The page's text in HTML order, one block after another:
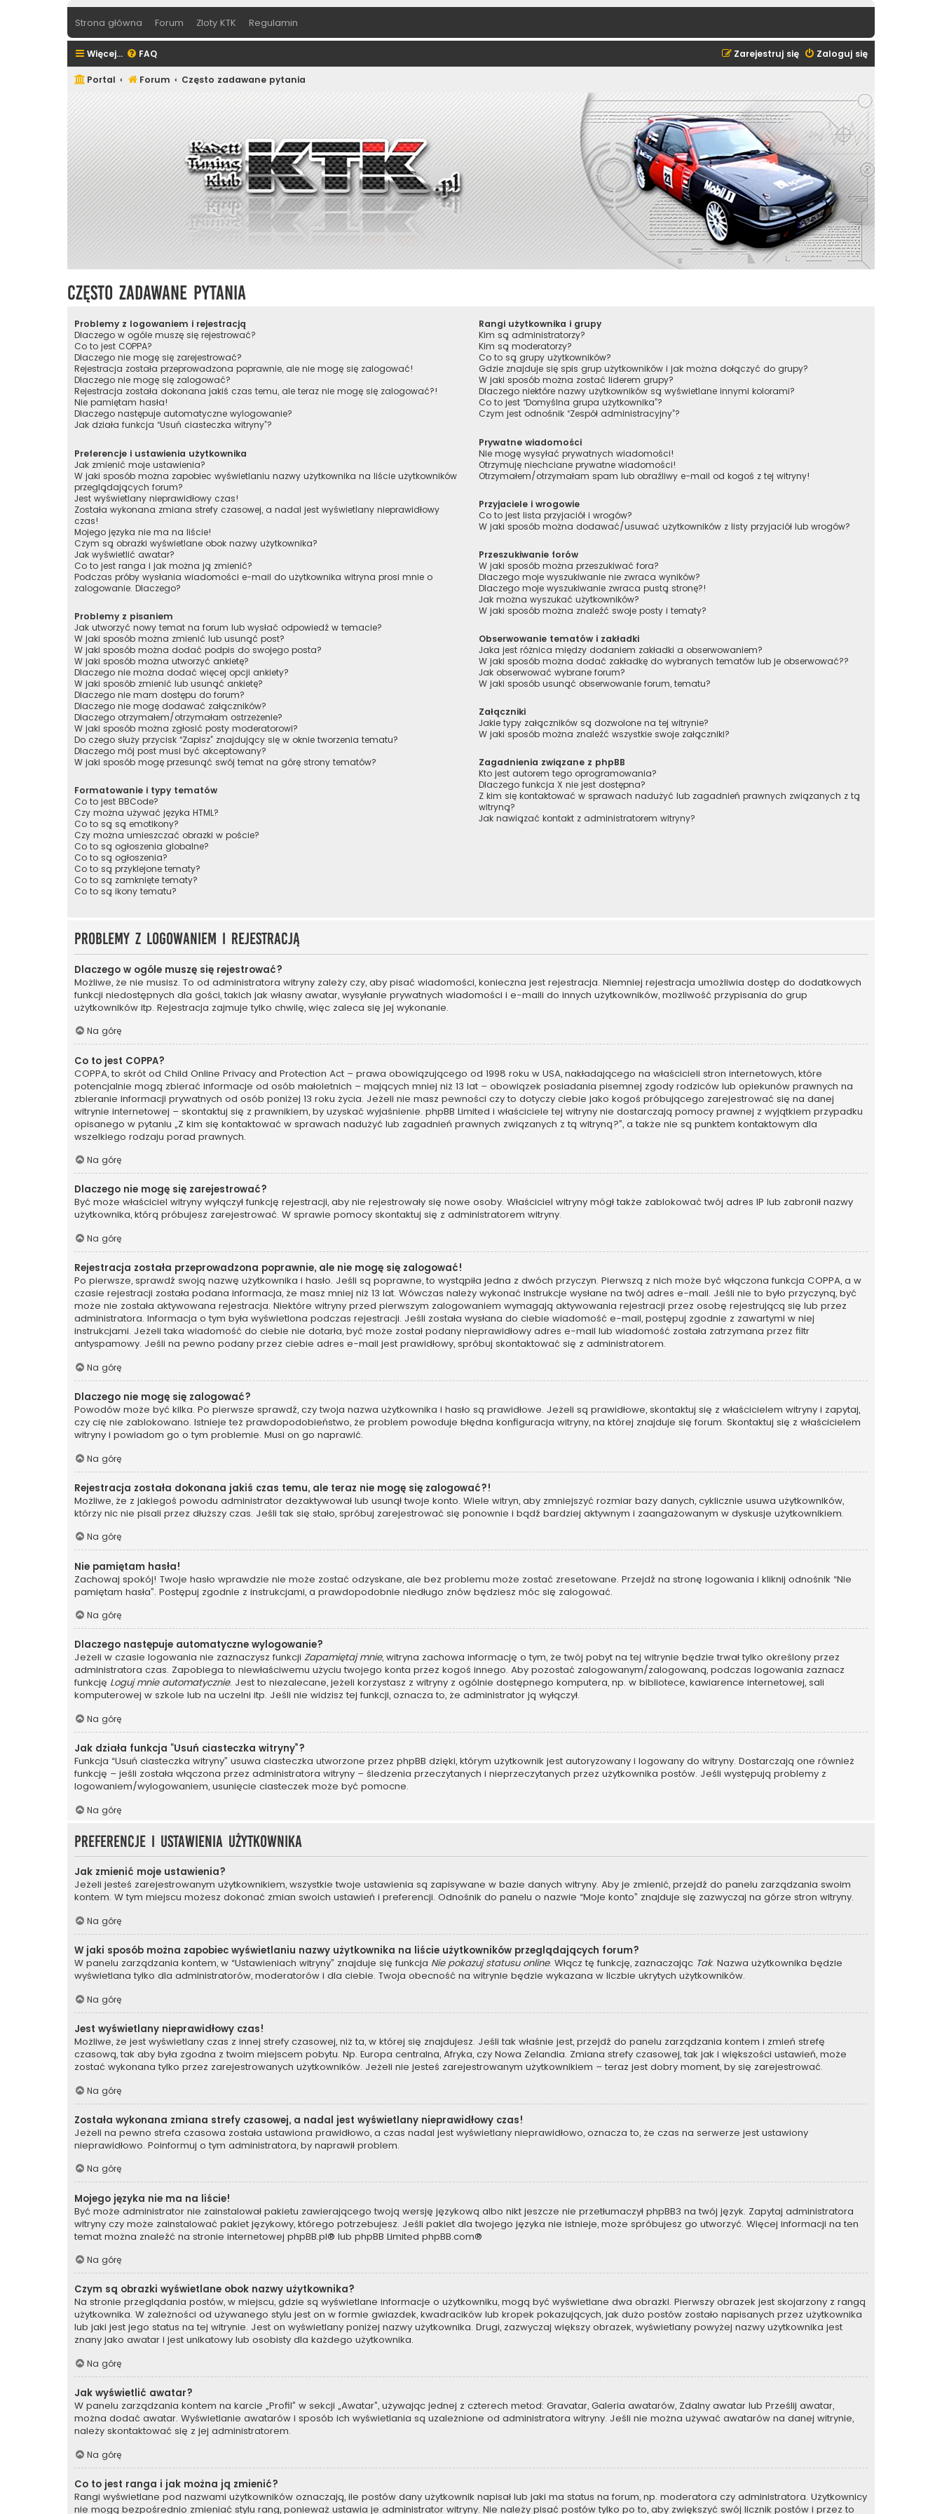
Strona główna Forum Zloty KTK Regulamin
Więcej… FAQ Zaloguj się
Zarejestruj się
Portal Forum Często zadawane pytania
Często zadawane pytania
Problemy z logowaniem i rejestracją
Dlaczego w ogóle muszę się rejestrować?
Co to jest COPPA?
Dlaczego nie mogę się zarejestrować?
Rejestracja została przeprowadzona poprawnie, ale nie mogę się zalogować!
Dlaczego nie mogę się zalogować?
Rejestracja została dokonana jakiś czas temu, ale teraz nie mogę się zalogować?!
Nie pamiętam hasła!
Dlaczego następuje automatyczne wylogowanie?
Jak działa funkcja “Usuń ciasteczka witryny”?
Preferencje i ustawienia użytkownika
Jak zmienić moje ustawienia?
W jaki sposób można zapobiec wyświetlaniu nazwy użytkownika na liście użytkowników
przeglądających forum?
Jest wyświetlany nieprawidłowy czas!
Została wykonana zmiana strefy czasowej, a nadal jest wyświetlany nieprawidłowy
czas!
Mojego języka nie ma na liście!
Czym są obrazki wyświetlane obok nazwy użytkownika?
Jak wyświetlić awatar?
Co to jest ranga i jak można ją zmienić?
Podczas próby wysłania wiadomości e-mail do użytkownika witryna prosi mnie o
zalogowanie. Dlaczego?
Problemy z pisaniem
Jak utworzyć nowy temat na forum lub wysłać odpowiedź w temacie?
W jaki sposób można zmienić lub usunąć post?
W jaki sposób można dodać podpis do swojego posta?
W jaki sposób można utworzyć ankietę?
Dlaczego nie można dodać więcej opcji ankiety?
W jaki sposób zmienić lub usunąć ankietę?
Dlaczego nie mam dostępu do forum?
Dlaczego nie mogę dodawać załączników?
Dlaczego otrzymałem/otrzymałam ostrzeżenie?
W jaki sposób można zgłosić posty moderatorowi?
Do czego służy przycisk “Zapisz” znajdujący się w oknie tworzenia tematu?
Dlaczego mój post musi być akceptowany?
W jaki sposób mogę przesunąć swój temat na górę strony tematów?
Formatowanie i typy tematów
Co to jest BBCode?
Czy można używać języka HTML?
Co to są są emotikony?
Czy można umieszczać obrazki w poście?
Co to są ogłoszenia globalne?
Co to są ogłoszenia?
Co to są przyklejone tematy?
Co to są zamknięte tematy?
Co to są ikony tematu?
Rangi użytkownika i grupy
Kim są administratorzy?
Kim są moderatorzy?
Co to są grupy użytkowników?
Gdzie znajduje się spis grup użytkowników i jak można dołączyć do grupy?
W jaki sposób można zostać liderem grupy?
Dlaczego niektóre nazwy użytkowników są wyświetlane innymi kolorami?
Co to jest “Domyślna grupa użytkownika”?
Czym jest odnośnik “Zespół administracyjny”?
Prywatne wiadomości
Nie mogę wysyłać prywatnych wiadomości!
Otrzymuję niechciane prywatne wiadomości!
Otrzymałem/otrzymałam spam lub obraźliwy e-mail od kogoś z tej witryny!
Przyjaciele i wrogowie
Co to jest lista przyjaciół i wrogów?
W jaki sposób można dodawać/usuwać użytkowników z listy przyjaciół lub wrogów?
Przeszukiwanie forów
W jaki sposób można przeszukiwać fora?
Dlaczego moje wyszukiwanie nie zwraca wyników?
Dlaczego moje wyszukiwanie zwraca pustą stronę?!
Jak można wyszukać użytkowników?
W jaki sposób można znaleźć swoje posty i tematy?
Obserwowanie tematów i zakładki
Jaka jest różnica między dodaniem zakładki a obserwowaniem?
W jaki sposób można dodać zakładkę do wybranych tematów lub je obserwować??
Jak obserwować wybrane forum?
W jaki sposób usunąć obserwowanie forum, tematu?
Załączniki
Jakie typy załączników są dozwolone na tej witrynie?
W jaki sposób można znaleźć wszystkie swoje załączniki?
Zagadnienia związane z phpBB
Kto jest autorem tego oprogramowania?
Dlaczego funkcja X nie jest dostępna?
Z kim się kontaktować w sprawach nadużyć lub zagadnień prawnych związanych z tą
witryną?
Jak nawiązać kontakt z administratorem witryny?
Problemy z logowaniem i rejestracją
Dlaczego w ogóle muszę się rejestrować?
Możliwe, że nie musisz. To od administratora witryny zależy czy, aby pisać wiadomości, konieczna jest rejestracja. Niemniej rejestracja umożliwia dostęp do dodatkowych
funkcji niedostępnych dla gości, takich jak własny awatar, wysyłanie prywatnych wiadomości i e-maili do innych użytkowników, możliwość przypisania do grup
użytkowników itp. Rejestracja zajmuje tylko chwilę, więc zaleca się jej wykonanie.
Na górę
Co to jest COPPA?
COPPA, to skrót od Child Online Privacy and Protection Act – prawa obowiązującego od 1998 roku w USA, nakładającego na właścicieli stron internetowych, które
potencjalnie mogą zbierać informacje od osób małoletnich – mających mniej niż 13 lat – obowiązek posiadania pisemnej zgody rodziców lub opiekunów prawnych na
zbieranie informacji prywatnych od osób poniżej 13 roku życia. Jeżeli nie masz pewności czy to dotyczy ciebie jako kogoś próbującego zarejestrować się na danej
witrynie internetowej – skontaktuj się z prawnikiem, by uzyskać wyjaśnienie. phpBB Limited i właściciele tej witryny nie dostarczają pomocy prawnej z wyjątkiem przypadku
opisanego w pytaniu „Z kim się kontaktować w sprawach nadużyć lub zagadnień prawnych związanych z tą witryną?”, a także nie są punktem kontaktowym dla
wszelkiego rodzaju porad prawnych.
Na górę
Dlaczego nie mogę się zarejestrować?
Być może właściciel witryny wyłączył funkcję rejestracji, aby nie rejestrowały się nowe osoby. Właściciel witryny mógł także zablokować twój adres IP lub zabronił nazwy
użytkownika, którą próbujesz zarejestrować. W sprawie pomocy skontaktuj się z administratorem witryny.
Na górę
Rejestracja została przeprowadzona poprawnie, ale nie mogę się zalogować!
Po pierwsze, sprawdź swoją nazwę użytkownika i hasło. Jeśli są poprawne, to wystąpiła jedna z dwóch przyczyn. Pierwszą z nich może być włączona funkcja COPPA, a w
czasie rejestracji została podana informacja, że masz mniej niż 13 lat. Wówczas należy wykonać instrukcje wysłane na twój adres e-mail. Jeśli nie to było przyczyną, być
może nie została aktywowana rejestracja. Niektóre witryny przed pierwszym zalogowaniem wymagają aktywowania rejestracji przez osobę rejestrującą się lub przez
administratora. Informacja o tym była wyświetlona podczas rejestracji. Jeśli została wysłana do ciebie wiadomość e-mail, postępuj zgodnie z zawartymi w niej
instrukcjami. Jeżeli taka wiadomość do ciebie nie dotarła, być może został podany nieprawidłowy adres e-mail lub wiadomość została zatrzymana przez filtr
antyspamowy. Jeśli na pewno podany przez ciebie adres e-mail jest prawidłowy, spróbuj skontaktować się z administratorem.
Na górę
Dlaczego nie mogę się zalogować?
Powodów może być kilka. Po pierwsze sprawdź, czy twoja nazwa użytkownika i hasło są prawidłowe. Jeżeli są prawidłowe, skontaktuj się z właścicielem witryny i zapytaj,
czy cię nie zablokowano. Istnieje też prawdopodobieństwo, że problem powoduje błędna konfiguracja witryny, na której znajduje się forum. Skontaktuj się z właścicielem
witryny i powiadom go o tym problemie. Musi on go naprawić.
Na górę
Rejestracja została dokonana jakiś czas temu, ale teraz nie mogę się zalogować?!
Możliwe, że z jakiegoś powodu administrator dezaktywował lub usunął twoje konto. Wiele witryn, aby zmniejszyć rozmiar bazy danych, cyklicznie usuwa użytkowników,
którzy nic nie pisali przez dłuższy czas. Jeśli tak się stało, spróbuj zarejestrować się ponownie i bądź bardziej aktywnym i zaangażowanym w dyskusje użytkownikiem.
Na górę
Nie pamiętam hasła!
Zachowaj spokój! Twoje hasło wprawdzie nie może zostać odzyskane, ale bez problemu może zostać zresetowane. Przejdź na stronę logowania i kliknij odnośnik “Nie
pamiętam hasła”. Postępuj zgodnie z instrukcjami, a prawdopodobnie niedługo znów będziesz móc się zalogować.
Na górę
Dlaczego następuje automatyczne wylogowanie?
Jeżeli w czasie logowania nie zaznaczysz funkcji Zapamiętaj mnie, witryna zachowa informację o tym, że twój pobyt na tej witrynie będzie trwał tylko określony przez
administratora czas. Zapobiega to niewłaściwemu użyciu twojego konta przez kogoś innego. Aby pozostać zalogowanym/zalogowaną, podczas logowania zaznacz
funkcję Loguj mnie automatycznie. Jest to niezalecane, jeżeli korzystasz z witryny z ogólnie dostępnego komputera, np. w bibliotece, kawiarence internetowej, sali
komputerowej w szkole lub na uczelni itp. Jeśli nie widzisz tej funkcji, oznacza to, że administrator ją wyłączył.
Na górę
Jak działa funkcja “Usuń ciasteczka witryny”?
Funkcja “Usuń ciasteczka witryny” usuwa ciasteczka utworzone przez phpBB dzięki, którym użytkownik jest autoryzowany i logowany do witryny. Dostarczają one również
funkcję – jeśli została włączona przez administratora witryny – śledzenia przeczytanych i nieprzeczytanych przez użytkownika postów. Jeśli występują problemy z
logowaniem/wylogowaniem, usunięcie ciasteczek może być pomocne.
Na górę
Preferencje i ustawienia użytkownika
Jak zmienić moje ustawienia?
Jeżeli jesteś zarejestrowanym użytkownikiem, wszystkie twoje ustawienia są zapisywane w bazie danych witryny. Aby je zmienić, przejdź do panelu zarządzania swoim
kontem. W tym miejscu możesz dokonać zmian swoich ustawień i preferencji. Odnośnik do panelu o nazwie “Moje konto” znajduje się zazwyczaj na górze stron witryny.
Na górę
W jaki sposób można zapobiec wyświetlaniu nazwy użytkownika na liście użytkowników przeglądających forum?
W panelu zarządzania kontem, w “Ustawieniach witryny” znajduje się funkcja Nie pokazuj statusu online. Włącz tę funkcję, zaznaczając Tak. Nazwa użytkownika będzie
wyświetlana tylko dla administratorów, moderatorów i dla ciebie. Twoja obecność na witrynie będzie wykazana w liczbie ukrytych użytkowników.
Na górę
Jest wyświetlany nieprawidłowy czas!
Możliwe, że jest wyświetlany czas z innej strefy czasowej, niż ta, w której się znajdujesz. Jeśli tak właśnie jest, przejdź do panelu zarządzania kontem i zmień strefę
czasową, tak aby była zgodna z twoim miejscem pobytu. Np. Europa centralna, Afryka, czy Nowa Zelandia. Zmiana strefy czasowej, tak jak i większości ustawień, może
zostać wykonana tylko przez zarejestrowanych użytkowników. Jeżeli nie jesteś zarejestrowanym użytkownikiem – teraz jest dobry moment, by się zarejestrować.
Na górę
Została wykonana zmiana strefy czasowej, a nadal jest wyświetlany nieprawidłowy czas!
Jeżeli na pewno strefa czasowa została ustawiona prawidłowo, a czas nadal jest wyświetlany nieprawidłowo, oznacza to, że czas na serwerze jest ustawiony
nieprawidłowo. Poinformuj o tym administratora, by naprawił problem.
Na górę
Mojego języka nie ma na liście!
Być może administrator nie zainstalował pakietu zawierającego twoją wersję językową albo nikt jeszcze nie przetłumaczył phpBB3 na twój język. Zapytaj administratora
witryny czy może zainstalować pakiet językowy, którego potrzebujesz. Jeśli pakiet dla twojego języka nie istnieje, może spróbujesz go utworzyć. Więcej informacji na ten
temat można znaleźć na stronie internetowej phpBB.pl® lub phpBB Limited phpBB.com®
Na górę
Czym są obrazki wyświetlane obok nazwy użytkownika?
Na stronie przeglądania postów, w miejscu, gdzie są wyświetlane informacje o użytkowniku, mogą być wyświetlane dwa obrazki. Pierwszy obrazek jest skojarzony z rangą
użytkownika. W zależności od używanego stylu jest on w formie gwiazdek, kwadracików lub kropek pokazujących, jak dużo postów zostało napisanych przez użytkownika
lub jaki jest jego status na tej witrynie. Jest on wyświetlany poniżej nazwy użytkownika. Drugi, zazwyczaj większy obrazek, wyświetlany powyżej nazwy użytkownika jest
znany jako awatar i jest unikatowy lub osobisty dla każdego użytkownika.
Na górę
Jak wyświetlić awatar?
W panelu zarządzania kontem na karcie „Profil” w sekcji „Awatar”, używając jednej z czterech metod: Gravatar, Galeria awatarów, Zdalny awatar lub Prześlij awatar,
można dodać awatar. Wyświetlanie awatarów i sposób ich wyświetlania są uzależnione od administratora witryny. Jeśli nie można używać awatarów na danej witrynie,
należy skontaktować się z jej administratorem.
Na górę
Co to jest ranga i jak można ją zmienić?
Rangi wyświetlane pod nazwami użytkowników oznaczają, ile postów dany użytkownik napisał lub jaki ma status na forum, np. moderatora czy administratora. Użytkownicy
nie mogą bezpośrednio zmieniać stylu rang, ponieważ ustawia je administrator witryny. Nie należy pisać postów tylko po to, aby zwiększyć swój licznik postów i przez to